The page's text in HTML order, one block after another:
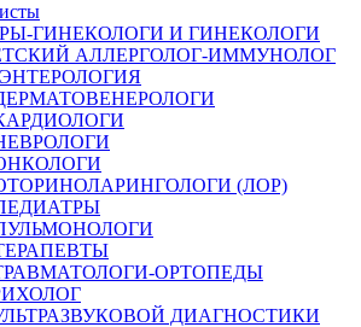
ГИНЕКОЛОГИ И ГИНЕКОЛОГИ
АЛЛЕРГОЛОГ-ИММУНОЛОГ
(ЛОР)
ОРТОПЕДЫ
ДИАГНОСТИКИ